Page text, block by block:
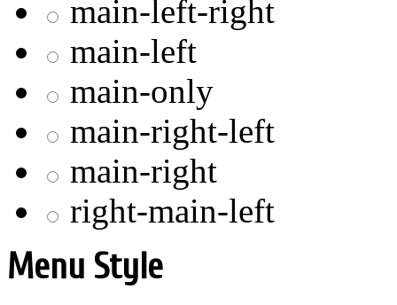
main-left-right
main-left
main-only
main-right-left
main-right
right-main-left
Menu Style